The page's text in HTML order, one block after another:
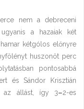
nem a debreceni
a hazaiak két
kétgólos előnyre
huszonöt perc
pontosabbá
és Sándor Krisztián
az állást, így 3–2-es